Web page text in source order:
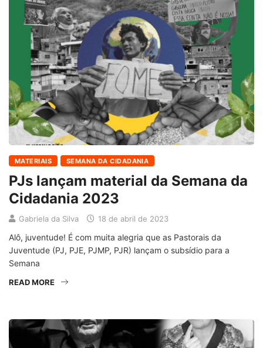
MATERIAIS SEMANA DA CIDADANIA
PJs lançam material da Semana da
Cidadania 2023
Gabriela da Silva 18 de abril de 2023
Alô, juventude! É com muita alegria que as Pastorais da
Juventude (PJ, PJE, PJMP, PJR) lançam o subsídio para a
Semana
READ MORE